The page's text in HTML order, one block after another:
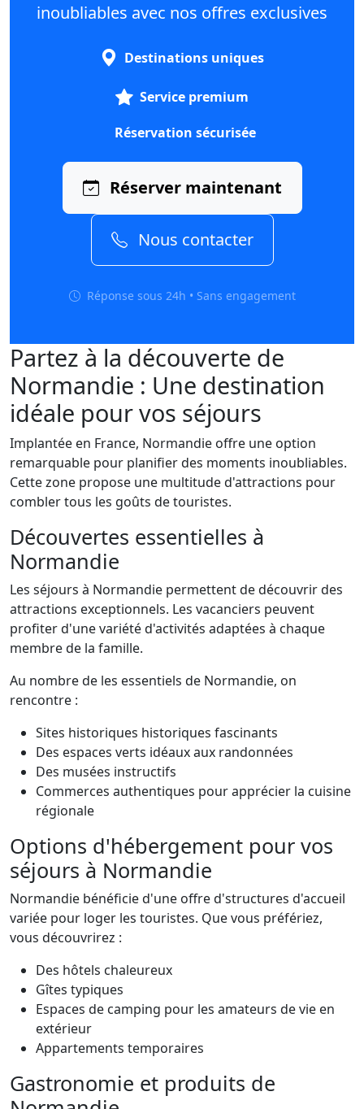
inoubliables avec nos offres exclusives
Destinations uniques
Service premium
Réservation sécurisée
Réserver maintenant
Nous contacter
Réponse sous 24h • Sans engagement
Partez à la découverte de
Normandie : Une destination
idéale pour vos séjours
Implantée en France, Normandie offre une option
remarquable pour planifier des moments inoubliables.
Cette zone propose une multitude d'attractions pour
combler tous les goûts de touristes.
Découvertes essentielles à
Normandie
Les séjours à Normandie permettent de découvrir des
attractions exceptionnels. Les vacanciers peuvent
profiter d'une variété d'activités adaptées à chaque
membre de la famille.
Au nombre de les essentiels de Normandie, on
rencontre :
Sites historiques historiques fascinants
Des espaces verts idéaux aux randonnées
Des musées instructifs
Commerces authentiques pour apprécier la cuisine
régionale
Options d'hébergement pour vos
séjours à Normandie
Normandie bénéficie d'une offre d'structures d'accueil
variée pour loger les touristes. Que vous préfériez,
vous découvrirez :
Des hôtels chaleureux
Gîtes typiques
Espaces de camping pour les amateurs de vie en
extérieur
Appartements temporaires
Gastronomie et produits de